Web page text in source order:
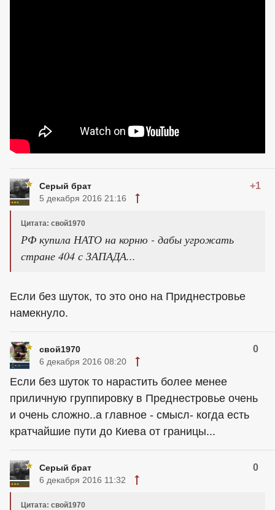
Серый брат +1
5 декабря 2016 21:16
Цитата: свой1970
РФ купила НАТО на корню - дабы угрожать
стране 404 с ЗАПАДА...
Если без шуток, то это оно на Приднестровье
намекнуло.
свой1970 0
6 декабря 2016 08:20
Если без шуток то нарастить более менее
приличную группировку в Преднестровье очень
и очень сложно..а главное - смысл- когда есть
кратчайшие пути до Киева от границы...
Серый брат 0
6 декабря 2016 11:32
Цитата: свой1970